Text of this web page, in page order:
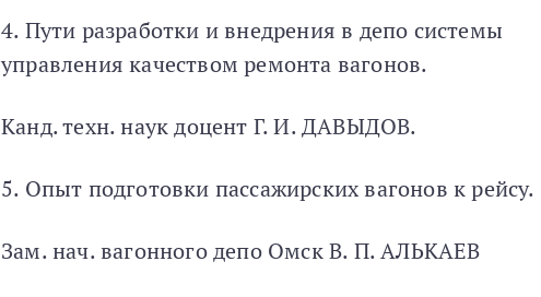
4. Пути разработки и внедрения в депо системы
управления качеством ремонта вагонов.
Канд. техн. наук доцент Г. И. ДАВЫДОВ.
5. Опыт подготовки пассажирских вагонов к рейсу.
Зам. нач. вагонного депо Омск В. П. АЛЬКАЕВ